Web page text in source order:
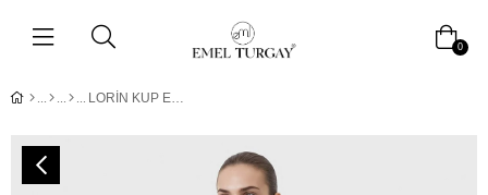
0
LORİN KUP ELBİSE -LACİVERT